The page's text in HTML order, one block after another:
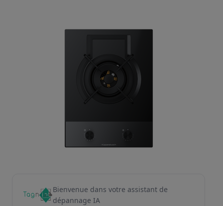
Bienvenue dans votre assistant de
dépannage IA